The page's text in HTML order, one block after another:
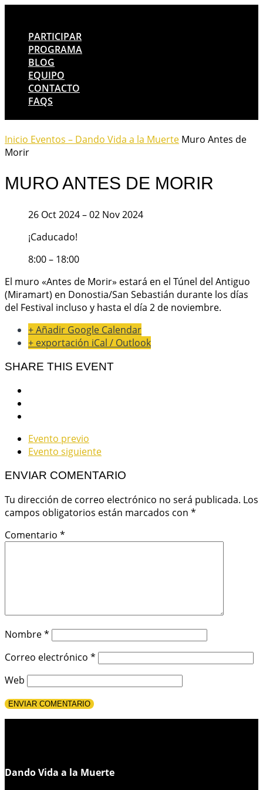
PARTICIPAR
PROGRAMA
BLOG
EQUIPO
CONTACTO
FAQS
Inicio Eventos – Dando Vida a la Muerte Muro Antes de
Morir
MURO ANTES DE MORIR
26 Oct 2024– 02 Nov 2024
¡Caducado!
8:00 – 18:00
El muro «Antes de Morir» estará en el Túnel del Antiguo
(Miramart) en Donostia/San Sebastián durante los días
del Festival incluso y hasta el día 2 de noviembre.
+ Añadir Google Calendar
+ exportación iCal / Outlook
SHARE THIS EVENT
Evento previo
Evento siguiente
ENVIAR COMENTARIO
Tu dirección de correo electrónico no será publicada. Los
campos obligatorios están marcados con *
Comentario *
Nombre*
Correo electrónico *
Web
Dando Vida a la Muerte